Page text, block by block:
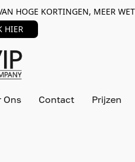
HOGE KORTINGEN, MEER
HIER
Ons Contact Prijzen